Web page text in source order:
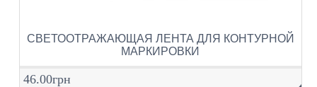
СВЕТООТРАЖАЮЩАЯ ЛЕНТА ДЛЯ КОНТУРНОЙ
МАРКИРОВКИ
46.00грн